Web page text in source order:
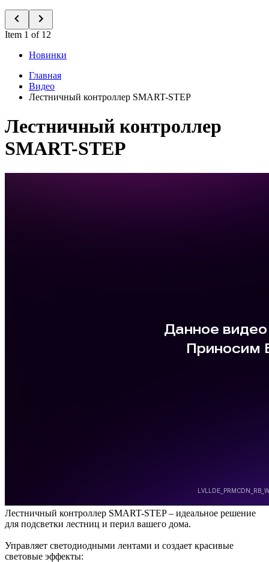
Item 1 of 12
Новинки
Главная
Видео
Лестничный контроллер SMART-STEP
Лестничный контроллер
SMART-STEP
Лестничный контроллер SMART-STEP – идеальное решение
для подсветки лестниц и перил вашего дома.
Управляет светодиодными лентами и создает красивые
световые эффекты: